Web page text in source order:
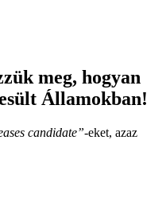
meg, hogyan
Államokban!
candidate”-eket, azaz